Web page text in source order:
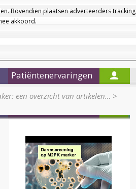
Bovendien plaatsen adverteerders tracking
akkoord.
a
a
Nieuwsbrief
Startpagina
Patiëntenervaringen
een overzicht van artikelen… >